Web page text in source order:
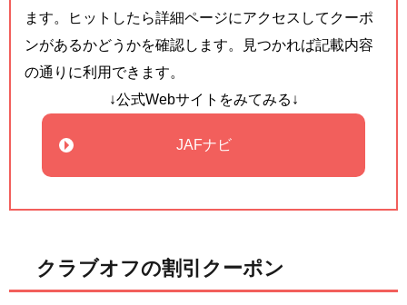
ます。ヒットしたら詳細ページにアクセスしてクーポ
ンがあるかどうかを確認します。見つかれば記載内容
の通りに利用できます。
↓公式Webサイトをみてみる↓
JAFナビ
クラブオフの割引クーポン